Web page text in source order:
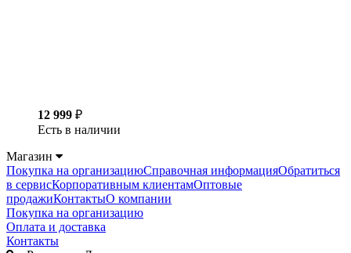
12 999 ₽
Есть в наличии
Магазин
Покупка на организациюСправочная информацияОбратиться
в сервисКорпоративным клиентамОптовые
продажиКонтактыО компании
Покупка на организацию
Оплата и доставка
Контакты